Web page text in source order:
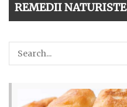
REMEDII NATURISTE